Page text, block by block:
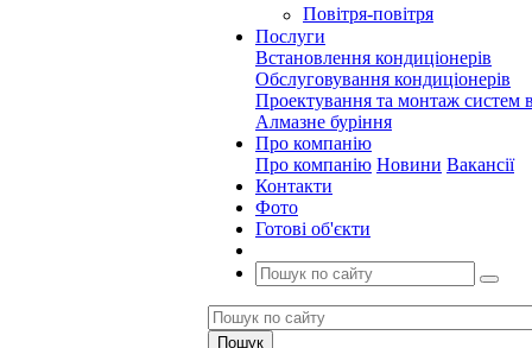
Повітря-повітря
Послуги
Встановлення кондиціонерів
Обслуговування кондиціонерів
Проектування та монтаж систем
Алмазне буріння
Про компанію
Про компанію Новини Вакансії
Контакти
Фото
Готові об'єкти